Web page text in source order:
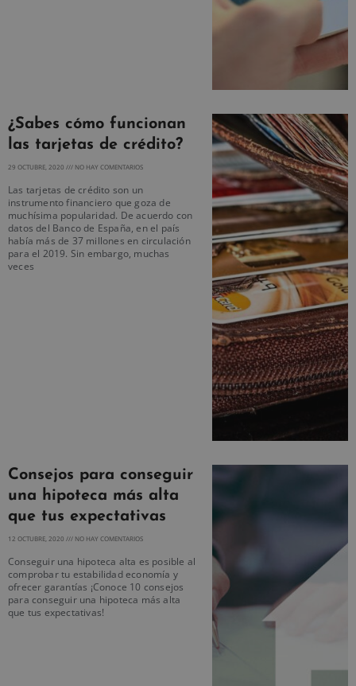
¿Sabes cómo funcionan
las tarjetas de crédito?
29 OCTUBRE, 2020 NO HAY COMENTARIOS
Las tarjetas de crédito son un
instrumento financiero que goza de
muchísima popularidad. De acuerdo con
datos del Banco de España, en el país
había más de 37 millones en circulación
para el 2019. Sin embargo, muchas
veces
Consejos para conseguir
una hipoteca más alta
que tus expectativas
12 OCTUBRE, 2020 NO HAY COMENTARIOS
Conseguir una hipoteca alta es posible al
comprobar tu estabilidad economía y
ofrecer garantías ¡Conoce 10 consejos
para conseguir una hipoteca más alta
que tus expectativas!